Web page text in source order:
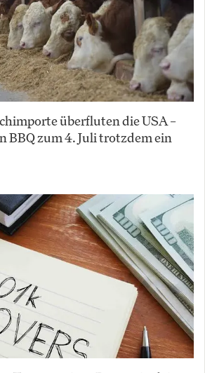
überfluten die USA –
BBQ zum 4. Juli trotzdem ein